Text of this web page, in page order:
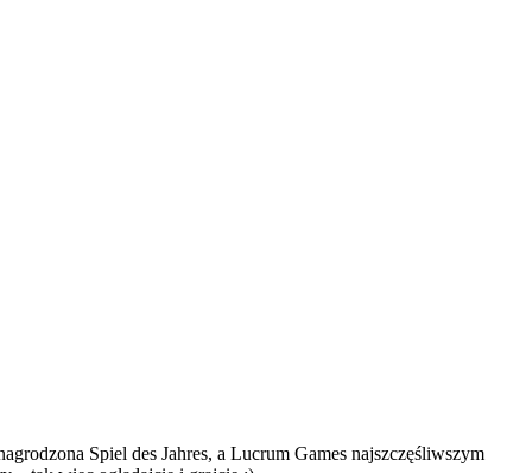
Spiel des Jahres, a Lucrum Games najszczęśliwszym